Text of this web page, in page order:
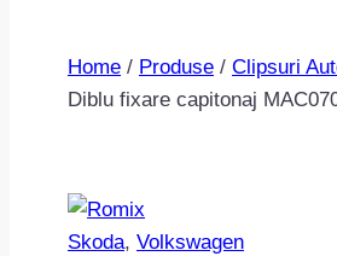
Home / Produse / Clipsuri
Diblu fixare capitonaj
Skoda, Volkswagen